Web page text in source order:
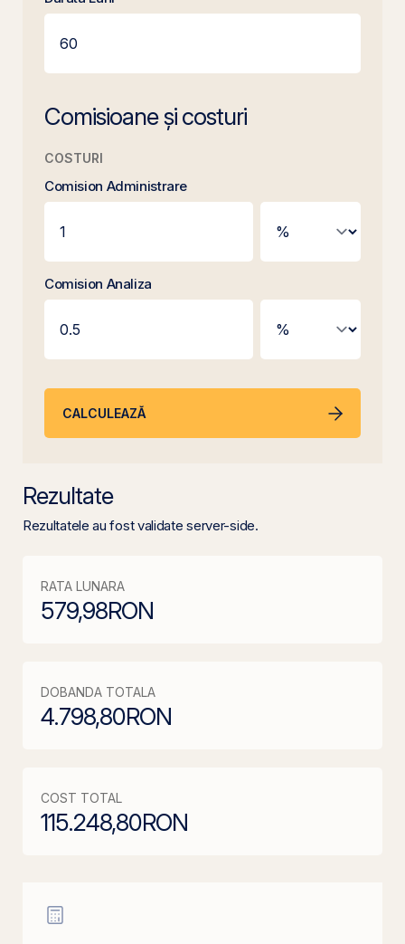
Comisioane și costuri
COSTURI
Comision Administrare
Comision Analiza
CALCULEAZĂ
Rezultate
Rezultatele au fost validate server-side.
RATA LUNARA
579,98RON
DOBANDA TOTALA
4.798,80RON
COST TOTAL
115.248,80RON